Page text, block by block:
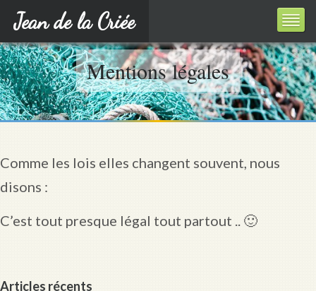
Jean de la Criée
Mentions légales
Comme les lois elles changent souvent, nous
disons :
C’est tout presque légal tout partout .. 🙂
Articles récents